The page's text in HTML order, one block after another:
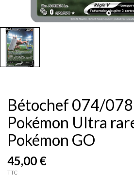
Bétochef 074/
Pokémon Ultra
Pokémon GO
45,00 €
TTC